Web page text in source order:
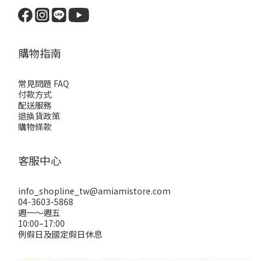
購物指南
常見問題 FAQ
付款方式
配送服務
退換貨政策
購物條款
客服中心
info_shopline_tw@amiamistore.com
04-3603-5868
週一～週五
10:00–17:00
例假日及國定假日休息